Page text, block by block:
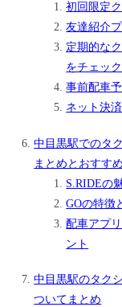
初回限定
友達紹介
定期的な
をチェッ
事前配車
ネット決
中目黒駅でのタ
まとめとおすす
S.RIDEの
GOの特徴
配車アプ
ント
中目黒駅のタク
ついてまとめ